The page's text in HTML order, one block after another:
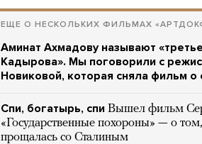
ЕЩЕ О НЕСКОЛЬКИХ ФИЛЬМАХ
Аминат Ахмадову называют
Кадырова». Мы поговорили с
Новиковой, которая сняла фильм о
Спи, богатырь, спи Вышел фильм
«Государственные похороны» — о
прощалась со Сталиным